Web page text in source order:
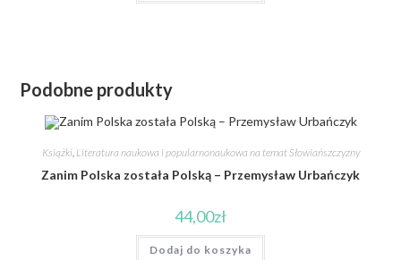
Podobne produkty
Książki, Literatura naukowa i popularnonaukowa na temat Słowiańszczyzny
Zanim Polska została Polską – Przemysław Urbańczyk
44,00zł
Dodaj do koszyka